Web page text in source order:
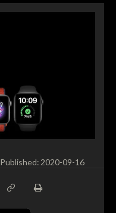
Published: 2020-09-16